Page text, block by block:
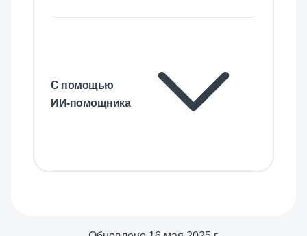
С помощью
ИИ-помощника